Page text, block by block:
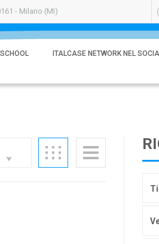
- Milano (MI)
ITALCASE NETWORK NEL